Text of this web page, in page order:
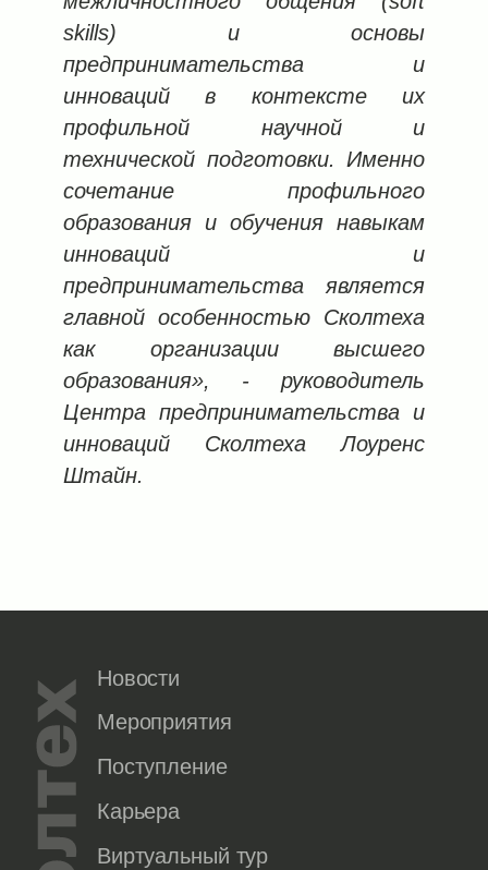
skills) и основы
предпринимательства и
инноваций в контексте их
профильной научной и
технической подготовки. Именно
сочетание профильного
образования и обучения навыкам
инноваций и
предпринимательства является
главной особенностью Сколтеха
как организации высшего
образования», - руководитель
Центра предпринимательства и
инноваций Сколтеха Лоуренс
Штайн.
Новости
Мероприятия
Поступление
Карьера
Виртуальный тур